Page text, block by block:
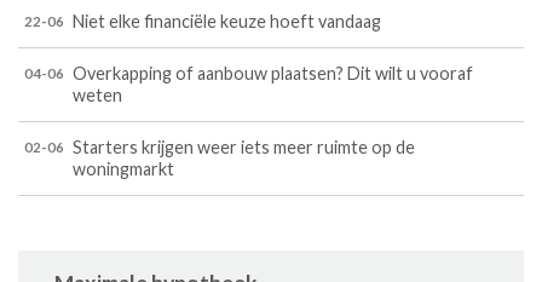
22-06 Niet elke financiële keuze hoeft vandaag
04-06
Overkapping of aanbouw plaatsen? Dit wilt u vooraf
weten
02-06
Starters krijgen weer iets meer ruimte op de
woningmarkt